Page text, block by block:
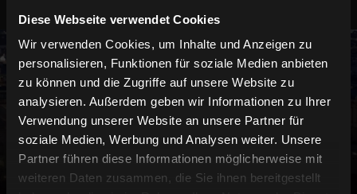
Diese Webseite verwendet Cookies
Wir verwenden Cookies, um Inhalte und Anzeigen zu
personalisieren, Funktionen für soziale Medien anbieten
zu können und die Zugriffe auf unsere Website zu
analysieren. Außerdem geben wir Informationen zu Ihrer
Verwendung unserer Website an unsere Partner für
soziale Medien, Werbung und Analysen weiter. Unsere
Partner führen diese Informationen möglicherweise mit
weiteren Daten zusammen, die Sie ihnen bereitgestellt
Account
Warenkorb
Suche
zero crossing + Heldenplatz, 19. Februar 2000